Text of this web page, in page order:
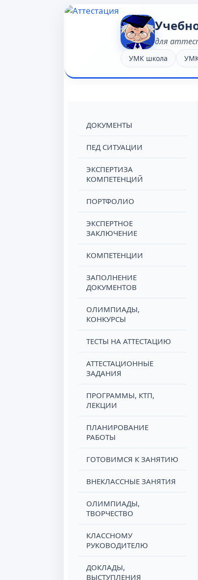
для
УМК школа
ДОКУМЕНТЫ
ПЕД СИТУАЦИИ
ЭКСПЕРТИЗА
КОМПЕТЕНЦИЙ
ПОРТФОЛИО
ЭКСПЕРТНОЕ
ЗАКЛЮЧЕНИЕ
КОМПЕТЕНЦИИ
ЗАПОЛНЕНИЕ
ДОКУМЕНТОВ
ОЛИМПИАДЫ,
КОНКУРСЫ
ТЕСТЫ НА АТТЕСТАЦИЮ
АТТЕСТАЦИОННЫЕ
ЗАДАНИЯ
ПРОГРАММЫ, КТП,
ЛЕКЦИИ
ПЛАНИРОВАНИЕ
РАБОТЫ
ГОТОВИМСЯ К ЗАНЯТИЮ
ВНЕКЛАССНЫЕ ЗАНЯТИЯ
ОЛИМПИАДЫ,
ТВОРЧЕСТВО
КЛАССНОМУ
РУКОВОДИТЕЛЮ
ДОКЛАДЫ,
ВЫСТУПЛЕНИЯ